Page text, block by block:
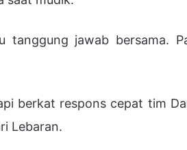
tanggung jawab bersama.
berkat respons cepat tim
Lebaran.